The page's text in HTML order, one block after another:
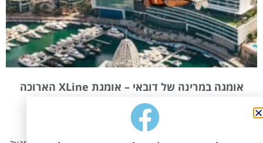
אומגה במרינה של דובאי – אומגת XLine הארוכה
ביותר בעולם
קרא עוד »